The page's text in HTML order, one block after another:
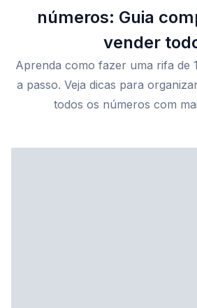
Benefícios
números: Guia
vender
Aprenda como fazer uma rifa de
a passo. Veja dicas para
todos os números com